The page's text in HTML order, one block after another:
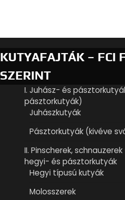
KUTYAFAJTÁK – FCI
SZERINT
I. Juhász- és
pásztorkutyák)
Juhászkutyák
Pásztorkutyák (kivéve
II. Pinscherek,
hegyi- és pásztorkutyák
Hegyi típusú kutyák
Molosszerek